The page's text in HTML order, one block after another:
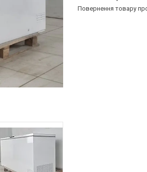
повернення товару